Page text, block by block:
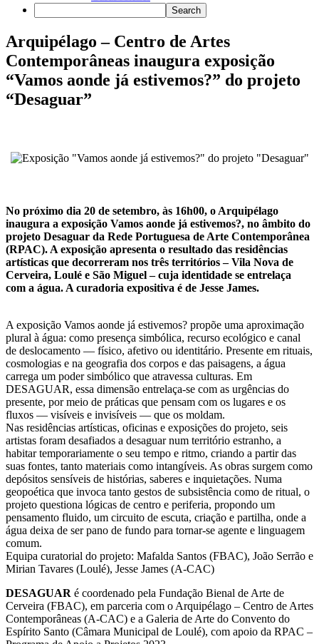
Arquipélago – Centro de Artes
Contemporâneas inaugura exposição
“Vamos aonde já estivemos?” do projeto
“Desaguar”
No próximo dia 20 de setembro, às 16h00, o Arquipélago
inaugura a exposição Vamos aonde já estivemos?, no âmbito do
projeto Desaguar da Rede Portuguesa de Arte Contemporânea
(RPAC). A exposição apresenta o resultado das residências
artísticas que decorreram nos três territórios – Vila Nova de
Cerveira, Loulé e São Miguel – cuja identidade se entrelaça
com a água. A curadoria expositiva é de Jesse James.
A exposição Vamos aonde já estivemos? propõe uma aproximação
plural à água: como presença simbólica, recurso ecológico e canal
de deslocamento — físico, afetivo ou identitário. Presente em rituais,
cosmologias e na geografia dos corpos e das paisagens, a água
carrega um poder simbólico que atravessa culturas. Em
DESAGUAR, essa dimensão entrelaça-se com as urgências do
presente, por meio de práticas que pensam com os lugares e os
fluxos — visíveis e invisíveis — que os moldam.
Nas residências artísticas, oficinas e exposições do projeto, seis
artistas foram desafiados a desaguar num território estranho, a
habitar temporariamente o seu tempo e ritmo, criando a partir das
suas fontes, tanto materiais como intangíveis. As obras surgem como
depósitos sensíveis de histórias, saberes e inquietações. Numa
geopoética que invoca tanto gestos de subsistência como de ritual, o
projeto questiona lógicas de centro e periferia, propondo um
pensamento fluido, um circuito de escuta, criação e partilha, onde a
água deixa de ser pano de fundo para tornar-se agente e linguagem
comum.
Equipa curatorial do projeto: Mafalda Santos (FBAC), João Serrão e
Mirian Tavares (Loulé), Jesse James (A-CAC)
DESAGUAR é coordenado pela Fundação Bienal de Arte de
Cerveira (FBAC), em parceria com o Arquipélago – Centro de Artes
Contemporâneas (A-CAC) e a Galeria de Arte do Convento do
Espírito Santo (Câmara Municipal de Loulé), com apoio da RPAC –